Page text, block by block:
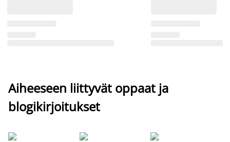
Aiheeseen liittyvät oppaat ja
blogikirjoitukset